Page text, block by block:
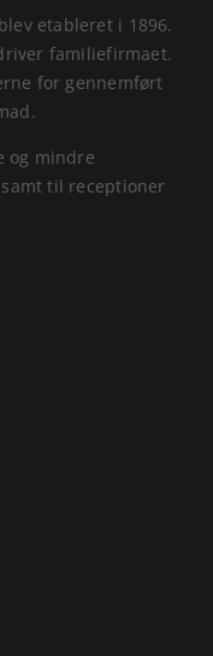
etableret i 1896.
familiefirmaet.
for gennemført
og mindre
til receptioner